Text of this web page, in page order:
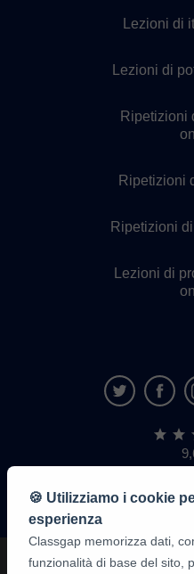
Lezioni di
Lezioni di
Ripetizioni
Ripetizioni
Ripetizioni
Lezioni di
🍪 Utilizziamo i cookie
esperienza
Classgap memorizza dati,
funzionalità di base del sito,